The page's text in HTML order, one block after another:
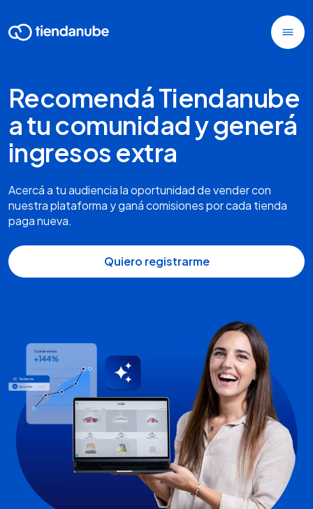
Recomendá Tiendanube
a tu comunidad y generá
ingresos extra
Acercá a tu audiencia la oportunidad de vender con
nuestra plataforma y ganá comisiones por cada tienda
paga nueva.
Quiero registrarme